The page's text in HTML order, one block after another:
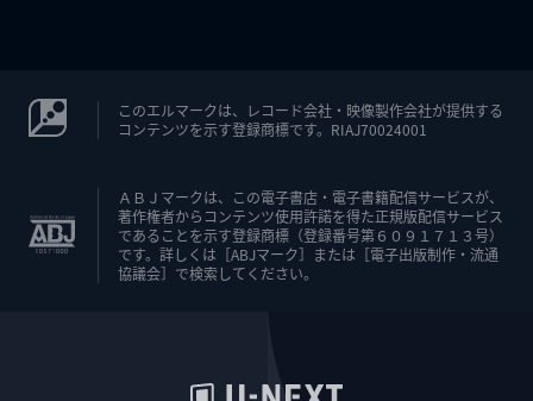
このエルマークは、レコード会社・映像製作会社が提供する
コンテンツを示す登録商標です。RIAJ70024001
ＡＢＪマークは、この電子書店・電子書籍配信サービスが、
著作権者からコンテンツ使用許諾を得た正規版配信サービス
であることを示す登録商標（登録番号第６０９１７１３号）
です。詳しくは［ABJマーク］または［電子出版制作・流通
協議会］で検索してください。